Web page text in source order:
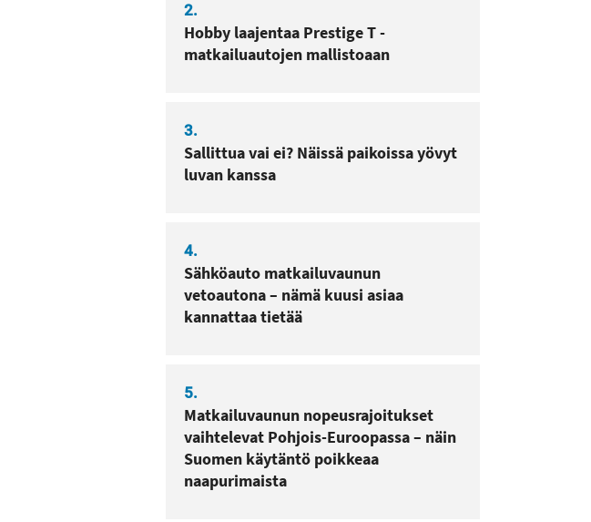
2.
Hobby laajentaa Prestige T -
matkailuautojen mallistoaan
3.
Sallittua vai ei? Näissä paikoissa yövyt
luvan kanssa
4.
Sähköauto matkailuvaunun
vetoautona – nämä kuusi asiaa
kannattaa tietää
5.
Matkailuvaunun nopeusrajoitukset
vaihtelevat Pohjois-Euroopassa – näin
Suomen käytäntö poikkeaa
naapurimaista